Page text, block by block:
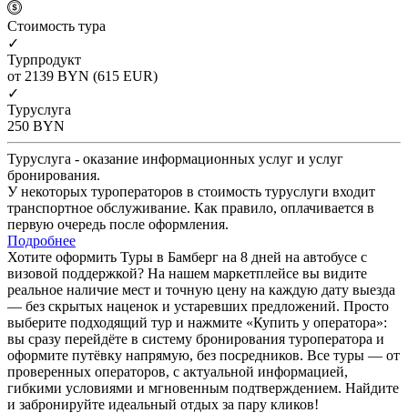
Cтоимость тура
✓
Турпродукт
от 2139 BYN (615 EUR)
✓
Туруслуга
250 BYN
Туруслуга - оказание информационных услуг и услуг
бронирования.
У некоторых туроператоров в стоимость туруслуги входит
транспортное обслуживание. Как правило, оплачивается в
первую очередь после оформления.
Подробнее
Хотите оформить Туры в Бамберг на 8 дней на автобусе с
визовой поддержкой? На нашем маркетплейсе вы видите
реальное наличие мест и точную цену на каждую дату выезда
— без скрытых наценок и устаревших предложений. Просто
выберите подходящий тур и нажмите «Купить у оператора»:
вы сразу перейдёте в систему бронирования туроператора и
оформите путёвку напрямую, без посредников. Все туры — от
проверенных операторов, с актуальной информацией,
гибкими условиями и мгновенным подтверждением. Найдите
и забронируйте идеальный отдых за пару кликов!